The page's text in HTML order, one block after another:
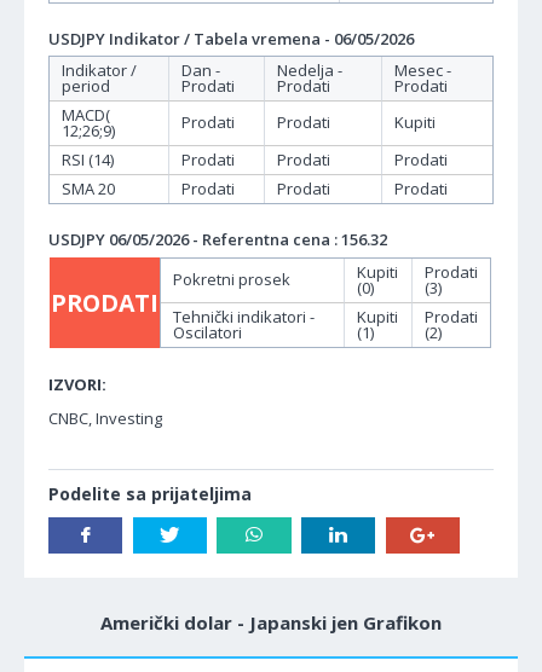
USDJPY Indikator / Tabela vremena - 06/05/2026
Indikator /
period
Dan -
Prodati
Nedelja -
Prodati
Mesec -
Prodati
MACD(
12;26;9) Prodati Prodati
Kupiti
RSI (14)
Prodati Prodati
Prodati
SMA 20
Prodati Prodati Prodati
USDJPY 06/05/2026 - Referentna cena : 156.32
PRODATI
Pokretni prosek Kupiti
(0)
Prodati
(3)
Tehnički indikatori -
Oscilatori
Kupiti
(1)
Prodati
(2)
IZVORI:
CNBC, Investing
Podelite sa prijateljima
Američki dolar - Japanski jen Grafikon